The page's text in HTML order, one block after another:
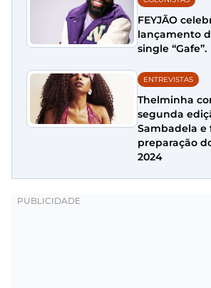
FEYJÃO
lançamento
single “Gafe”.
ENTREVISTAS
Thelminha
segunda
Sambadela e
preparação
2024